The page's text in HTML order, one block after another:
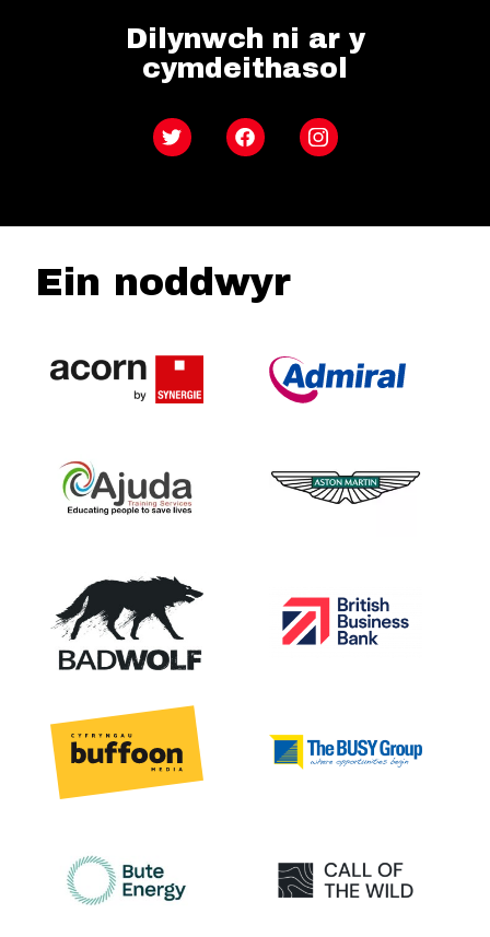
Dilynwch ni ar y
cymdeithasol
Twitter FacebookInstagram
Ein noddwyr